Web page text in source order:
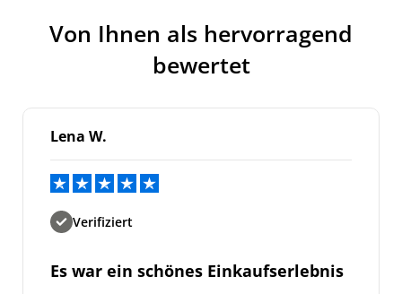
Von Ihnen als hervorragend
bewertet
Lena W.
Verifiziert
Es war ein schönes Einkaufserlebnis